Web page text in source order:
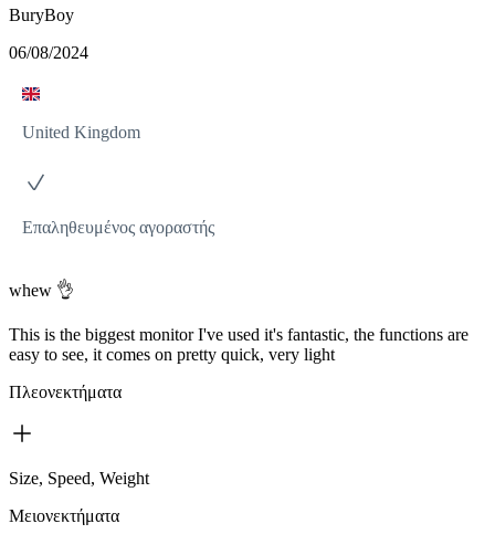
BuryBoy
06/08/2024
United Kingdom
Επαληθευμένος αγοραστής
whew 👌
This is the biggest monitor I've used it's fantastic, the functions are
easy to see, it comes on pretty quick, very light
Πλεονεκτήματα
Size, Speed, Weight
Μειονεκτήματα